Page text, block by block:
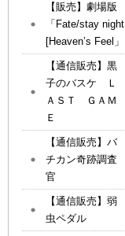
【販売】劇場版
「Fate/stay night
[Heaven’s Feel」
【通信販売】黒
子のバスケ Ｌ
ＡＳＴ ＧＡＭ
Ｅ
【通信販売】バ
チカン奇跡調査
官
【通信販売】弱
虫ペダル